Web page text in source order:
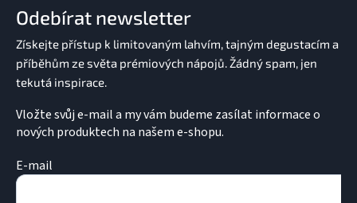
Odebírat newsletter
Vložte svůj e-mail a my vám budeme zasílat informace o
nových produktech na našem e-shopu.
E-mail